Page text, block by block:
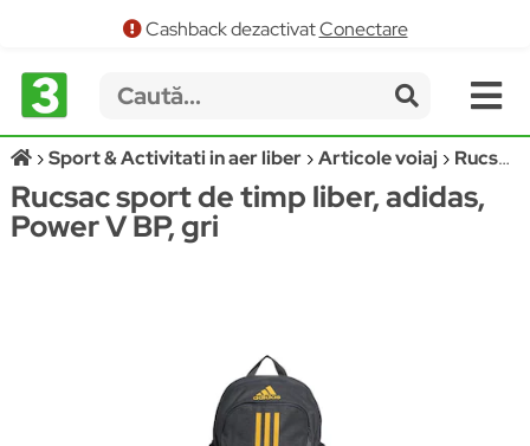
Cashback dezactivatConectare
Sport & Activitati in aer liber Articole voiaj Rucsacuri sport casual
Rucsac sport de timp liber, adidas,
Power V BP, gri